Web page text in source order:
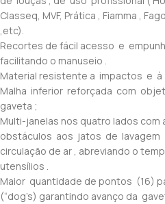
Classeq, MVF, Prática , Fiamma ,
,etc).
Recortes de fácil acesso e
facilitando o manuseio .
Material resistente a impactos e
Malha inferior reforçada com
gaveta ;
Multi-janelas nos quatro lados com
obstáculos aos jatos de lavagem
circulação de ar , abreviando o
utensílios .
Maior quantidade de pontos (16)
(“dog’s) garantindo avanço da